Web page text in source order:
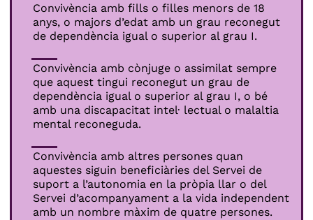
Convivència amb fills o filles menors de 18
anys, o majors d’edat amb un grau reconegut
de dependència igual o superior al grau I.
Convivència amb cònjuge o assimilat sempre
que aquest tingui reconegut un grau de
dependència igual o superior al grau I, o bé
amb una discapacitat intel· lectual o malaltia
mental reconeguda.
Convivència amb altres persones quan
aquestes siguin beneficiàries del Servei de
suport a l’autonomia en la pròpia llar o del
Servei d’acompanyament a la vida independent
amb un nombre màxim de quatre persones.